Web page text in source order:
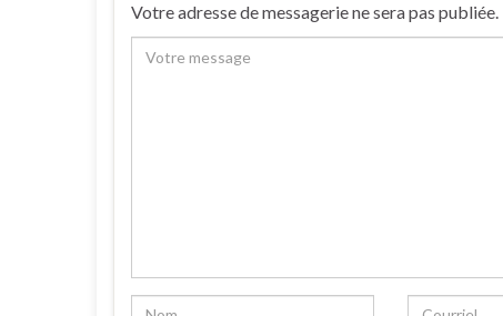
Votre adresse de messagerie ne sera pas publiée.